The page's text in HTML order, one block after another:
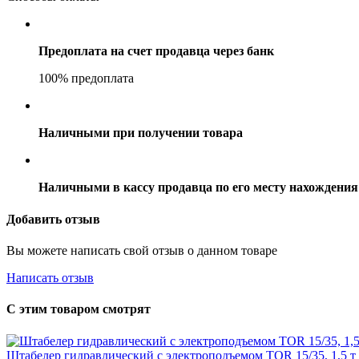
Предоплата на счет продавца через банк
100% предоплата
Наличными при получении товара
Наличными в кассу продавца по его месту нахождения
Добавить отзыв
Вы можете написать свой отзыв о данном товаре
Написать отзыв
С этим товаром смотрят
Штабелер гидравлический с электроподъемом TOR 15/35, 1,5